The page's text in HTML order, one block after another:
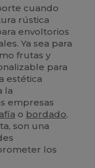
cuando
rústica
envoltorios
Ya sea para
frutas y
para
estética
la
empresas
o bordado.
son una
los